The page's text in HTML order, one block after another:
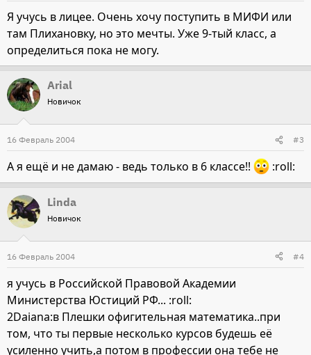
Я учусь в лицее. Очень хочу поступить в МИФИ или
там Плихановку, но это мечты. Уже 9-тый класс, а
определиться пока не могу.
Arial
Новичок
16 Февраль 2004 #3
А я ещё и не дамаю - ведь только в 6 классе!! :roll:
Linda
Новичок
16 Февраль 2004 #4
я учусь в Российской Правовой Академии
Министерства Юстиций РФ... :roll:
2Daiana:в Плешки офигительная математика..при
том, что ты первые несколько курсов будешь её
усиленно учить,а потом в профессии она тебе не